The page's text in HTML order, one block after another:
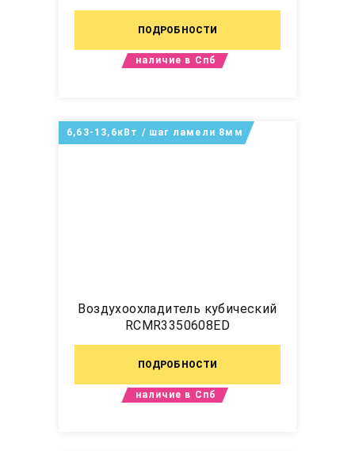
ПОДРОБНОСТИ
наличие в Спб
Воздухоохладитель кубический
RCMR3350608ED
ПОДРОБНОСТИ
6,63-13,6кВт / шаг ламели 8мм
наличие в Спб